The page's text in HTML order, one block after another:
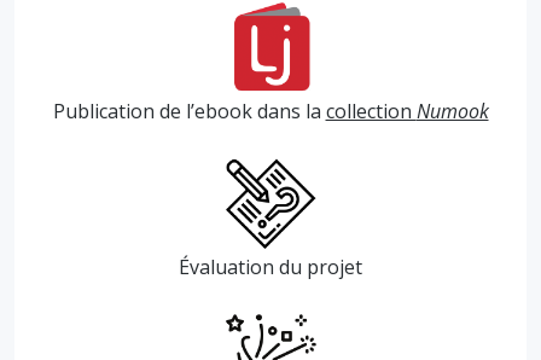
Publication de l’ebook dans la collection Numook
Évaluation du projet